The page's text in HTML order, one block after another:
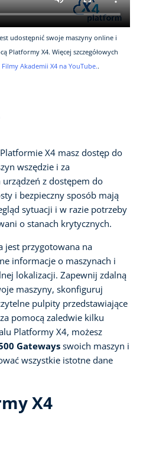
udostępnić swoje maszyny online i
Platformy X4. Więcej szczegółowych
Filmy Akademii X4 na YouTube..
X4 masz dostęp do
wszędzie i za
z dostępem do
i bezpieczny sposób mają
sytuacji i w razie potrzeby
o stanach krytycznych.
jest przygotowana na
informacje o maszynach i
lokalizacji. Zapewnij zdalną
maszyny, skonfiguruj
pulpity przedstawiające
pomocą zaledwie kilku
Platformy X4, możesz
Gatewaysswoich maszyn i
wszystkie istotne dane
X4